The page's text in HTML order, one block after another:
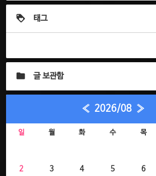
태그
글 보관함
« 2026/08 »
일 월 화 수 목
2 3 4 5 6